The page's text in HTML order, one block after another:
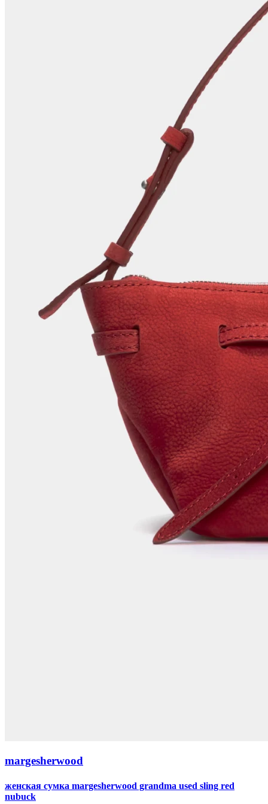
margesherwood
женская сумка margesherwood grandma used sling red
nubuck